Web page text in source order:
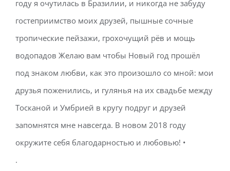
году я очутилась в Бразилии, и никогда не забуду
гостеприимство моих друзей, пышные сочные
тропические пейзажи, грохочущий рёв и мощь
водопадов Желаю вам чтобы Новый год прошёл
под знаком любви, как это произошло со мной: мои
друзья поженились, и гулянья на их свадьбе между
Тосканой и Умбрией в кругу подруг и друзей
запомнятся мне навсегда. В новом 2018 году
окружите себя благодарностью и любовью! •
.